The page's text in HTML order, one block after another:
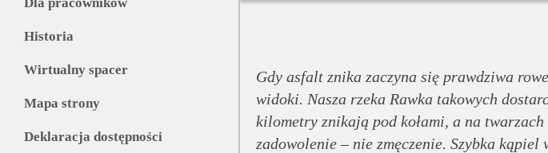
Historia
Wirtualny spacer
Mapa strony
Deklaracja dostępności
Gdy asfalt znika zaczyna się prawdziwa
widoki. Nasza rzeka Rawka takowych
kilometry znikają pod kołami, a na
zadowolenie – nie zmęczenie. Szybka